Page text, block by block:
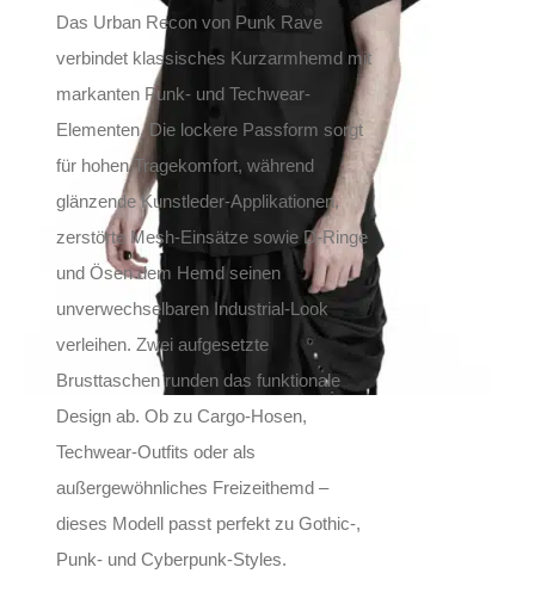
Das Urban Recon von Punk Rave
verbindet klassisches Kurzarmhemd mit
markanten Punk- und Techwear-
Elementen. Die lockere Passform sorgt
für hohen Tragekomfort, während
glänzende Kunstleder-Applikationen,
zerstörte Mesh-Einsätze sowie D-Ringe
und Ösen dem Hemd seinen
unverwechselbaren Industrial-Look
verleihen. Zwei aufgesetzte
Brusttaschen runden das funktionale
Design ab. Ob zu Cargo-Hosen,
Techwear-Outfits oder als
außergewöhnliches Freizeithemd –
dieses Modell passt perfekt zu Gothic-,
Punk- und Cyberpunk-Styles.